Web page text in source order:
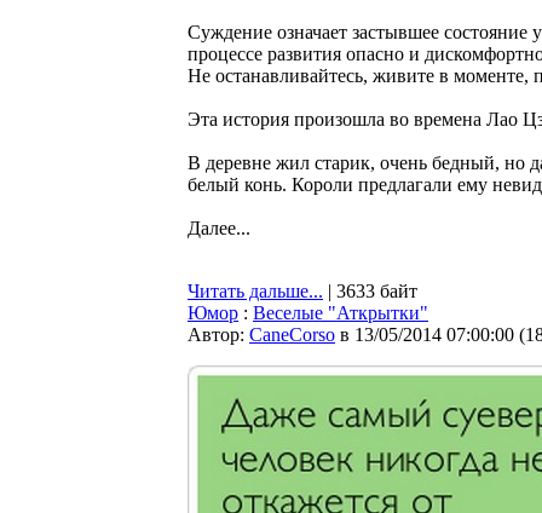
Суждение означает застывшее состояние
процессе развития опасно и
Не останавливайтесь, живите в моменте,
Эта история произошла во времена Лао
В деревне жил старик, очень бедный, но
белый конь. Короли предлагали ему
Далее...
Читать дальше... | 3633 байт
Юмор : Веселые "Аткрытки"
Автор: CaneCorso в 13/05/2014 07:00:00 (